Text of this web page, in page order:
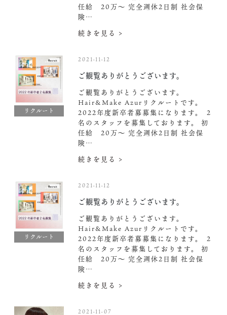
任給 20万〜 完全週休2日制 社会保
険…
続きを見る >
リクルート
2021-11-12
ご観覧ありがとうございます。
ご観覧ありがとうございます。
Hair&Make Azurリクルートです。
2022年度新卒者募募集になります。 ２
名のスタッフを募集しております。 初
任給 20万〜 完全週休2日制 社会保
険…
続きを見る >
リクルート
2021-11-12
ご観覧ありがとうございます。
ご観覧ありがとうございます。
Hair&Make Azurリクルートです。
2022年度新卒者募募集になります。 ２
名のスタッフを募集しております。 初
任給 20万〜 完全週休2日制 社会保
険…
続きを見る >
2021-11-07